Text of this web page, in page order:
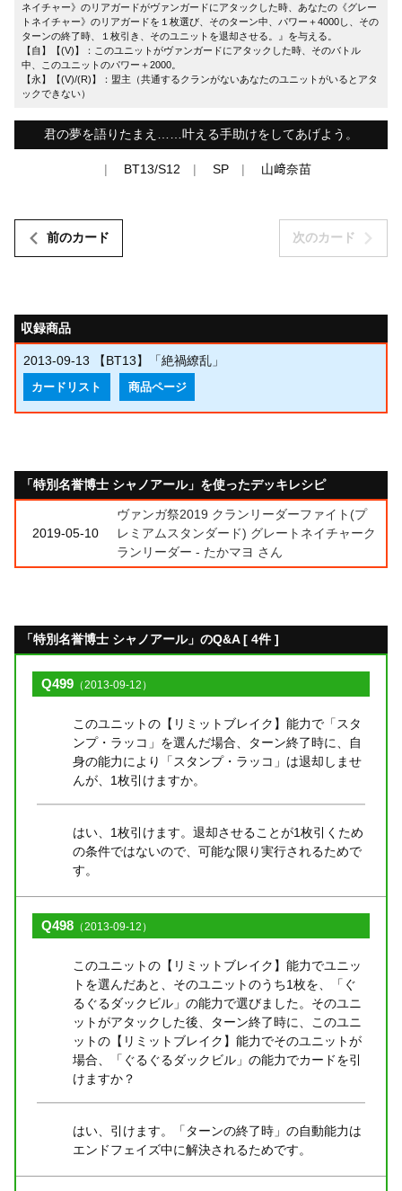
ネイチャー》のリアガードがヴァンガードにアタックした時、あなたの《グレー
トネイチャー》のリアガードを１枚選び、そのターン中、パワー＋4000し、その
ターンの終了時、１枚引き、そのユニットを退却させる。』を与える。
【自】【(V)】：このユニットがヴァンガードにアタックした時、そのバトル
中、このユニットのパワー＋2000。
【永】【(V)/(R)】：盟主（共通するクランがないあなたのユニットがいるとアタ
ックできない）
君の夢を語りたまえ……叶える手助けをしてあげよう。
BT13/S12 SP 山﨑奈苗
前のカード 次のカード
収録商品
2013-09-13 【BT13】「絶禍繚乱」
カードリスト 商品ページ
「特別名誉博士 シャノアール」を使ったデッキレシピ
2019-05-10
ヴァンガ祭2019 クランリーダーファイト(プ
レミアムスタンダード) グレートネイチャーク
ランリーダー - たかマヨ さん
「特別名誉博士 シャノアール」のQ&A [ 4件 ]
Q499 （2013-09-12）
このユニットの【リミットブレイク】能力で「スタ
ンプ・ラッコ」を選んだ場合、ターン終了時に、自
身の能力により「スタンプ・ラッコ」は退却しませ
んが、1枚引けますか。
はい、1枚引けます。退却させることが1枚引くため
の条件ではないので、可能な限り実行されるためで
す。
Q498 （2013-09-12）
このユニットの【リミットブレイク】能力でユニッ
トを選んだあと、そのユニットのうち1枚を、「ぐ
るぐるダックビル」の能力で選びました。そのユニ
ットがアタックした後、ターン終了時に、このユニ
ットの【リミットブレイク】能力でそのユニットが
場合、「ぐるぐるダックビル」の能力でカードを引
けますか？
はい、引けます。「ターンの終了時」の自動能力は
エンドフェイズ中に解決されるためです。